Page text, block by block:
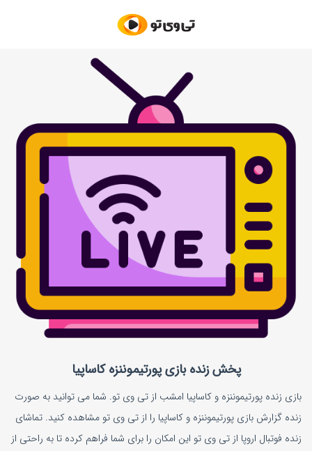
پخش زنده بازی پورتیموننزه کاساپیا
بازی زنده پورتیموننزه و کاساپیا امشب از تی وی تو. شما می توانید به صورت
زنده گزارش بازی پورتیموننزه و کاساپیا را از تی وی تو مشاهده کنید. تماشای
زنده فوتبال اروپا از تی وی تو این امکان را برای شما فراهم کرده تا به راحتی از